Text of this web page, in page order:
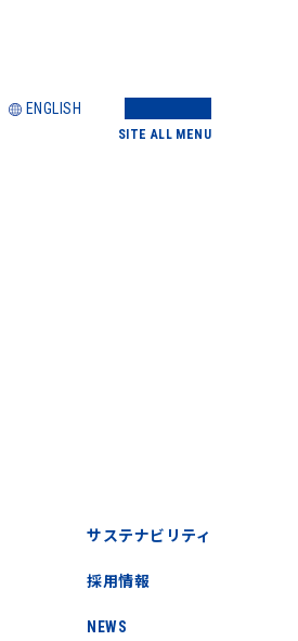
ENGLISH
SITEALL MENU
サステナビリティ
採用情報
NEWS